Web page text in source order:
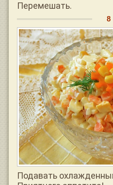
Перемешать.
Подавать